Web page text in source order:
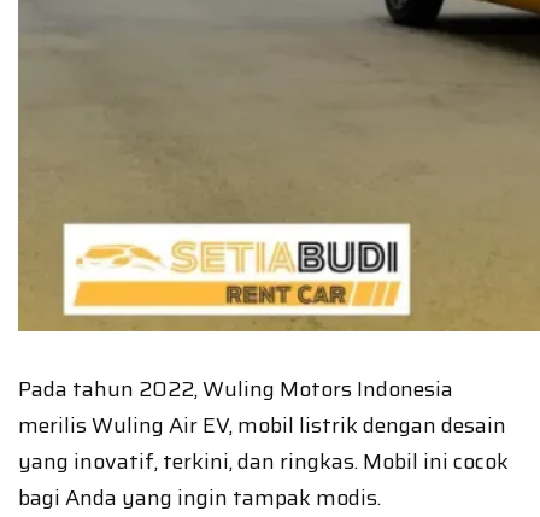
Pada tahun 2022, Wuling Motors Indonesia
merilis Wuling Air EV, mobil listrik dengan desain
yang inovatif, terkini, dan ringkas. Mobil ini cocok
bagi Anda yang ingin tampak modis.